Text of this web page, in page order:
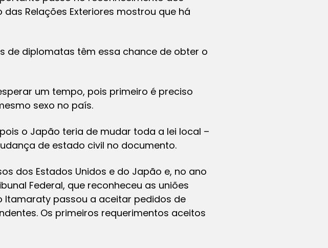
Relações Exteriores mostrou que há
de diplomatas têm essa chance de obter o
um tempo, pois primeiro é preciso
sexo no país.
o Japão teria de mudar toda a lei local –
de estado civil no documento.
dos Estados Unidos e do Japão e, no ano
Federal, que reconheceu as uniões
Itamaraty passou a aceitar pedidos de
Os primeiros requerimentos aceitos